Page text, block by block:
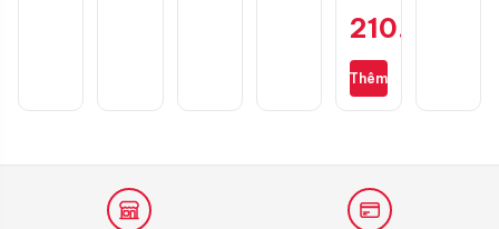
1
Scooter
10W30
ga
Honda
210.000
Thêm